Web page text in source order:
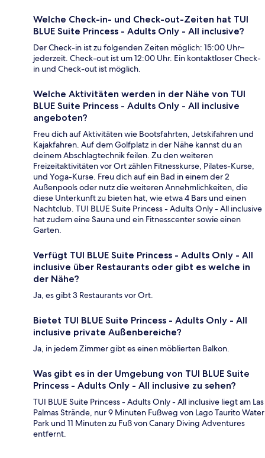
Welche Check-in- und Check-out-Zeiten hat TUI
BLUE Suite Princess - Adults Only - All inclusive?
Der Check-in ist zu folgenden Zeiten möglich: 15:00 Uhr–
jederzeit. Check-out ist um 12:00 Uhr. Ein kontaktloser Check-
in und Check-out ist möglich.
Welche Aktivitäten werden in der Nähe von TUI
BLUE Suite Princess - Adults Only - All inclusive
angeboten?
Freu dich auf Aktivitäten wie Bootsfahrten, Jetskifahren und
Kajakfahren. Auf dem Golfplatz in der Nähe kannst du an
deinem Abschlagtechnik feilen. Zu den weiteren
Freizeitaktivitäten vor Ort zählen Fitnesskurse, Pilates-Kurse,
und Yoga-Kurse. Freu dich auf ein Bad in einem der 2
Außenpools oder nutz die weiteren Annehmlichkeiten, die
diese Unterkunft zu bieten hat, wie etwa 4 Bars und einen
Nachtclub. TUI BLUE Suite Princess - Adults Only - All inclusive
hat zudem eine Sauna und ein Fitnesscenter sowie einen
Garten.
Verfügt TUI BLUE Suite Princess - Adults Only - All
inclusive über Restaurants oder gibt es welche in
der Nähe?
Ja, es gibt 3 Restaurants vor Ort.
Bietet TUI BLUE Suite Princess - Adults Only - All
inclusive private Außenbereiche?
Ja, in jedem Zimmer gibt es einen möblierten Balkon.
Was gibt es in der Umgebung von TUI BLUE Suite
Princess - Adults Only - All inclusive zu sehen?
TUI BLUE Suite Princess - Adults Only - All inclusive liegt am Las
Palmas Strände, nur 9 Minuten Fußweg von Lago Taurito Water
Park und 11 Minuten zu Fuß von Canary Diving Adventures
entfernt.